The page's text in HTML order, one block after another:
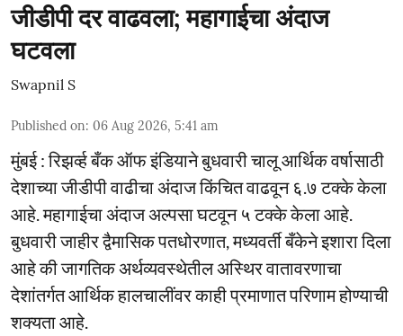
जीडीपी दर वाढवला; महागाईचा अंदाज
घटवला
Swapnil S
Published on: 06 Aug 2026, 5:41 am
मुंबई : रिझर्व्ह बँक ऑफ इंडियाने बुधवारी चालू आर्थिक वर्षासाठी
देशाच्या जीडीपी वाढीचा अंदाज किंचित वाढवून ६.७ टक्के केला
आहे. महागाईचा अंदाज अल्पसा घटवून ५ टक्के केला आहे.
बुधवारी जाहीर द्वैमासिक पतधोरणात, मध्यवर्ती बँकेने इशारा दिला
आहे की जागतिक अर्थव्यवस्थेतील अस्थिर वातावरणाचा
देशांतर्गत आर्थिक हालचालींवर काही प्रमाणात परिणाम होण्याची
शक्यता आहे.